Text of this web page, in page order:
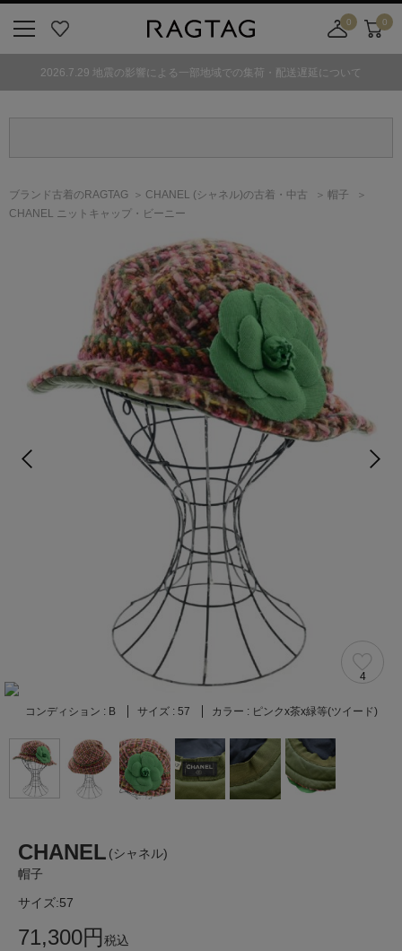
気
0
舗
カ
ト
0
2026.7.29 地震の影響による一部地域での集荷・配送遅延について
ブランド古着のRAGTAG CHANEL (シャネル)の古着・中古
帽子
CHANEL ニットキャップ・ビーニー
4
コンディション : B サイズ : 57 カラー : ピンクx茶x緑等(ツイード)
CHANEL (シャネル)
帽子
サイズ:57
71,300円税込